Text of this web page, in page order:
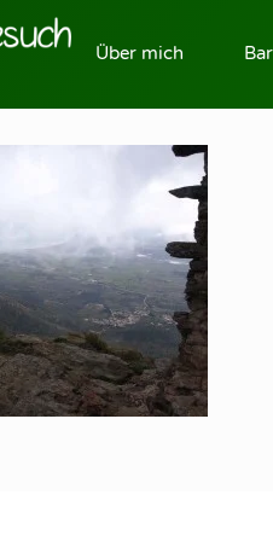
Über mich